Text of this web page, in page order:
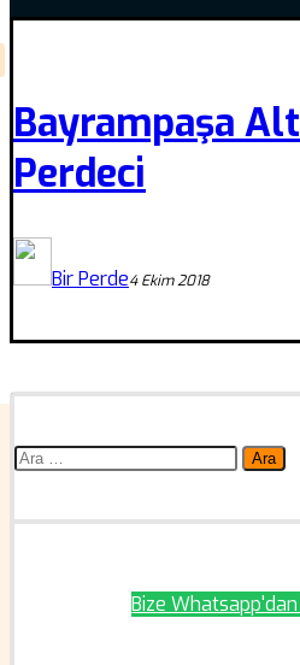
Bayrampaşa
Perdeci
Bir Perde4 Ekim 2018
Arama:
Bize Whatsapp'dan